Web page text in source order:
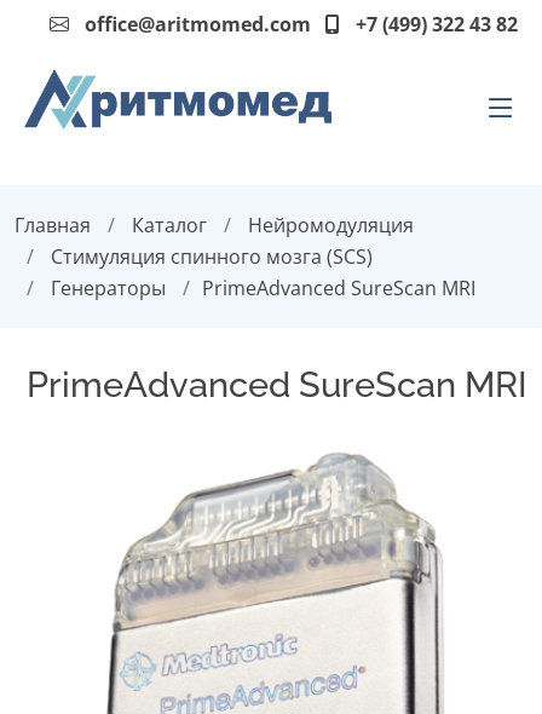
office@aritmomed.com +7 (499) 322 43 82
Главная Каталог
Нейромодуляция
Стимуляция спинного мозга (SCS)
Генераторы
PrimeAdvanced SureScan MRI
PrimeAdvanced SureScan MRI